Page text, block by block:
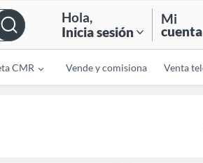
Hola,
Inicia sesión
Mi
cuenta
CMR Vende y comisiona Venta